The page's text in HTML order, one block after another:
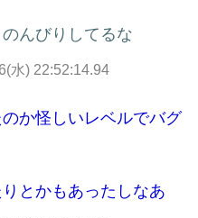
んびりしてるな
水) 22:52:14.94
か怪しいレベルでバグ
とかもあったしなあ